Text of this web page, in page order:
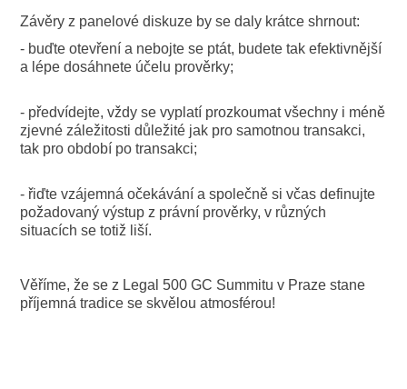
Závěry z panelové diskuze by se daly krátce shrnout:
- buďte otevření a nebojte se ptát, budete tak efektivnější
a lépe dosáhnete účelu prověrky;
- předvídejte, vždy se vyplatí prozkoumat všechny i méně
zjevné záležitosti důležité jak pro samotnou transakci,
tak pro období po transakci;
- řiďte vzájemná očekávání a společně si včas definujte
požadovaný výstup z právní prověrky, v různých
situacích se totiž liší.
Věříme, že se z Legal 500 GC Summitu v Praze stane
příjemná tradice se skvělou atmosférou!